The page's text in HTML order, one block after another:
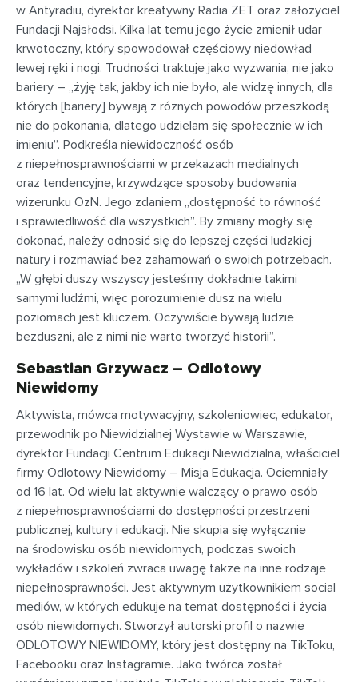
w Antyradiu, dyrektor kreatywny Radia ZET oraz założyciel
Fundacji Najsłodsi. Kilka lat temu jego życie zmienił udar
krwotoczny, który spowodował częściowy niedowład
lewej ręki i nogi. Trudności traktuje jako wyzwania, nie jako
bariery – „żyję tak, jakby ich nie było, ale widzę innych, dla
których [bariery] bywają z różnych powodów przeszkodą
nie do pokonania, dlatego udzielam się społecznie w ich
imieniu”. Podkreśla niewidoczność osób
z niepełnosprawnościami w przekazach medialnych
oraz tendencyjne, krzywdzące sposoby budowania
wizerunku OzN. Jego zdaniem „dostępność to równość
i sprawiedliwość dla wszystkich”. By zmiany mogły się
dokonać, należy odnosić się do lepszej części ludzkiej
natury i rozmawiać bez zahamowań o swoich potrzebach.
„W głębi duszy wszyscy jesteśmy dokładnie takimi
samymi ludźmi, więc porozumienie dusz na wielu
poziomach jest kluczem. Oczywiście bywają ludzie
bezduszni, ale z nimi nie warto tworzyć historii”.
Sebastian Grzywacz – Odlotowy
Niewidomy
Aktywista, mówca motywacyjny, szkoleniowiec, edukator,
przewodnik po Niewidzialnej Wystawie w Warszawie,
dyrektor Fundacji Centrum Edukacji Niewidzialna, właściciel
firmy Odlotowy Niewidomy – Misja Edukacja. Ociemniały
od 16 lat. Od wielu lat aktywnie walczący o prawo osób
z niepełnosprawnościami do dostępności przestrzeni
publicznej, kultury i edukacji. Nie skupia się wyłącznie
na środowisku osób niewidomych, podczas swoich
wykładów i szkoleń zwraca uwagę także na inne rodzaje
niepełnosprawności. Jest aktywnym użytkownikiem social
mediów, w których edukuje na temat dostępności i życia
osób niewidomych. Stworzył autorski profil o nazwie
ODLOTOWY NIEWIDOMY, który jest dostępny na TikToku,
Facebooku oraz Instagramie. Jako twórca został